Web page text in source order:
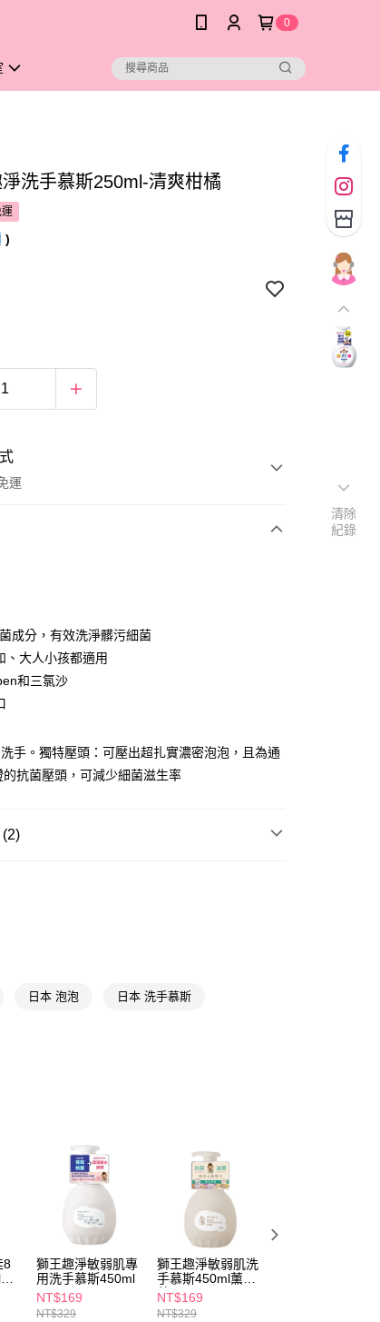
0
淨洗手慕斯250ml-清爽柑橘
)
運
「在收到商品之後才付款」的支付方式。 讓您購物簡單
擇「AFTEE先享後付」後，將跳轉至「AFTEE先享後
費後需取消欲退款等相關疑問，請聯繫「AFTEE先享後
https://netprotections.freshdesk.com/support/home
技股份有限公司提供之「AFTEE先享後付」服務完成之
之必要範圍內提供個人資料，並將交易相關給付款項請
科技股份有限公司。
處理事宜，請瀏覽以下網址：
#terms3
者請事先徵得法定代理人或監護人之同意方可使用
」，若未經同意申辦者引起之損失，本公司不負相關責
NT$390(含以上)免運費
含以上)免運費
含以上)免運費
含以上)免運費
成分，有效洗淨髒污細菌
、大人小孩都適用
和三氯沙
手。獨特壓頭：可壓出超扎實濃密泡泡，且為通
的抗菌壓頭，可減少細菌滋生率
日本 泡泡 日本 洗手慕斯
8
獅王趣淨敏弱肌專
用洗手慕斯450ml
NT$169
NT$329
獅王趣淨敏弱肌洗
手慕斯450ml薰衣
草
NT$169
NT$329
清除
紀錄